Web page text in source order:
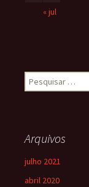
« jul
Arquivos
julho 2021
abril 2020